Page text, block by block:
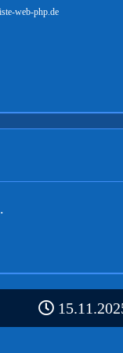
web-php.de